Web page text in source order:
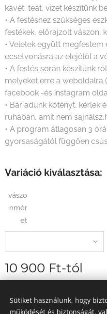
kávét, teát, vizet készítünk
• A festéshez szükséges
festékek, előrajzolt vászon,
• Veletek együtt
ecsetvonásra az elejétől a
• A festés során készítünk
melyeket erre a weboldalra
facebook -és instagram
• Bár adunk kötényt, kérlek
ruhában, amit nem
• A program átlagosan 3
gyorsaságától függően
Variáció kiválasztása:
vászo
nmér
et
10 900 Ft-tól
Sütiket használunk, hogy
működését és biztonságát,